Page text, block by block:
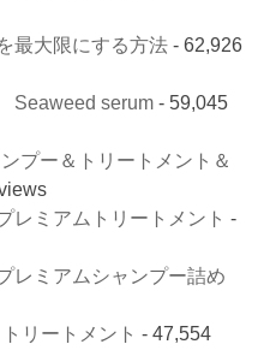
最大限にする方法 - 62,926
Seaweed serum - 59,045
プー＆トリートメント＆
レミアムトリートメント -
レミアムシャンプー詰め
リートメント - 47,554